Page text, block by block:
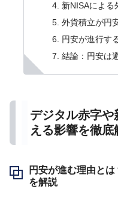
新NISAによる
外貨積立が円
円安が進行す
結論：円安は
デジタル赤字
える影響を徹底
円安が進む理由と
を解説